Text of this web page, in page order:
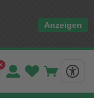
Anzeigen